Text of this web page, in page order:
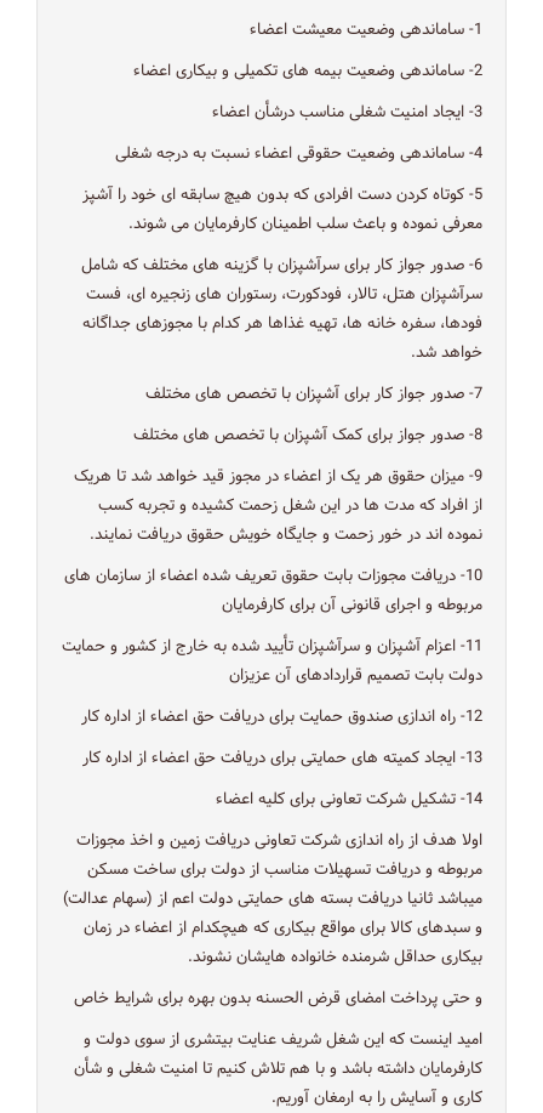
1- ساماندهی وضعیت معیشت اعضاء
2- ساماندهی وضعیت بیمه های تکمیلی و بیکاری اعضاء
3- ایجاد امنیت شغلی مناسب درشأن اعضاء
4- ساماندهی وضعیت حقوقی اعضاء نسبت به درجه شغلی
5- کوتاه کردن دست افرادی که بدون هیچ سابقه ای خود را آشپز
معرفی نموده و باعث سلب اطمینان کارفرمایان می شوند.
6- صدور جواز کار برای سرآشپزان با گزینه های مختلف که شامل
سرآشپزان هتل، تالار، فودکورت، رستوران های زنجیره ای، فست
فودها، سفره خانه ها، تهیه غذاها هر کدام با مجوزهای جداگانه
خواهد شد.
7- صدور جواز کار برای آشپزان با تخصص های مختلف
8- صدور جواز برای کمک آشپزان با تخصص های مختلف
9- میزان حقوق هر یک از اعضاء در مجوز قید خواهد شد تا هریک
از افراد که مدت ها در این شغل زحمت کشیده و تجربه کسب
نموده اند در خور زحمت و جایگاه خویش حقوق دریافت نمایند.
10- دریافت مجوزات بابت حقوق تعریف شده اعضاء از سازمان های
مربوطه و اجرای قانونی آن برای کارفرمایان
11- اعزام آشپزان و سرآشپزان تأیید شده به خارج از کشور و حمایت
دولت بابت تصمیم قراردادهای آن عزیزان
12- راه اندازی صندوق حمایت برای دریافت حق اعضاء از اداره کار
13- ایجاد کمیته های حمایتی برای دریافت حق اعضاء از اداره کار
14- تشکیل شرکت تعاونی برای کلیه اعضاء
اولا هدف از راه اندازی شرکت تعاونی دریافت زمین و اخذ مجوزات
مربوطه و دریافت تسهیلات مناسب از دولت برای ساخت مسکن
میباشد ثانیا دریافت بسته های حمایتی دولت اعم از (سهام عدالت)
و سبدهای کالا برای مواقع بیکاری که هیچکدام از اعضاء در زمان
بیکاری حداقل شرمنده خانواده هایشان نشوند.
و حتی پرداخت امضای قرض الحسنه بدون بهره برای شرایط خاص
امید اینست که این شغل شریف عنایت بیتشری از سوی دولت و
کارفرمایان داشته باشد و با هم تلاش کنیم تا امنیت شغلی و شأن
کاری و آسایش را به ارمغان آوریم.